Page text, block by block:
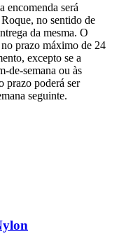
encomenda será
no sentido de
da mesma. O
prazo máximo de 24
excepto se a
de-semana ou às
prazo poderá ser
seguinte.